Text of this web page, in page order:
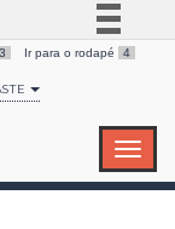
BR
3 Ir para o rodapé 4